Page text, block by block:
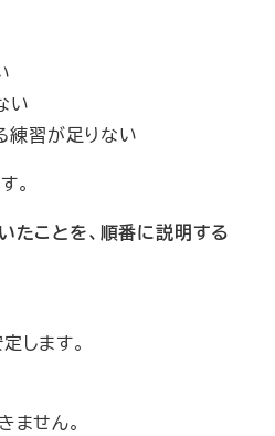
い
練習が足りない
。
たことを、順番に説明する
します。
ません。